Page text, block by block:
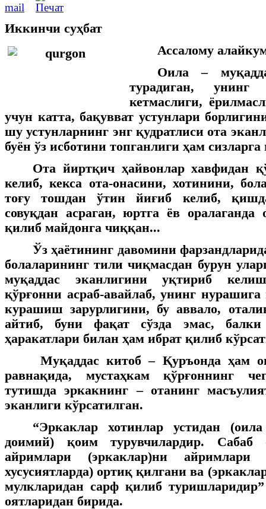
Иккинчи суҳбат
Ассалому
Оила –
турадиган,
кетмаслиги,
учун катта, бақувват устунлари
шу устунларнинг энг қудратлиси ота
буён ўз исботини топганлиги ҳам
Ота йиртқич ҳайвонлар хавфидан
келиб, кекса ота-онасини, хотинини,
тоғу тошдан ўтин йиғиб келиб,
совуқдан асраган, юртга ёв
қилиб майдонга чиққан...
Ўз ҳаётининг давомини
болаларининг тили чиқмасдан бурун
муқаддас эканлигини уқтириб
қўрғонни асраб-авайлаб, унинг
курашиш зарурлигини, бу аввало,
айтиб, буни фақат сўзда эмас, балки
ҳаракатлари билан ҳам ибрат қилиб
Муқаддас китоб – Қуръонда ҳам
равнақида, мустаҳкам қўрғоннинг
тутишда эркакнинг – отанинг
эканлиги кўрсатилган.
“Эркаклар хотинлар устидан
доимий) қоим турувчилардир.
айримлари (эркаклар)ни айримлари
хусусиятларда) ортиқ қилгани ва
мулкларидан сарф қилиб
оятларидан бирида.